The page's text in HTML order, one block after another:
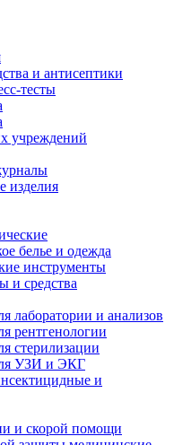
и антисептики
тесты
учреждений
изделия
белье и одежда
инструменты
и средства
лаборатории и анализов
рентгенологии
стерилизации
УЗИ и ЭКГ
и
и скорой помощи